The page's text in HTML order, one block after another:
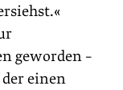
geworden –
einen